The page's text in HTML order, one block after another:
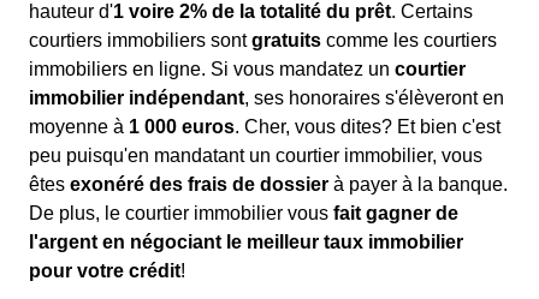
hauteur d'1 voire 2% de la totalité du prêt. Certains
courtiers immobiliers sontgratuits comme les courtiers
immobiliers en ligne. Si vous mandatez un courtier
immobilier indépendant, ses honoraires s'élèveront en
moyenne à 1 000 euros. Cher, vous dites? Et bien c'est
peu puisqu'en mandatant un courtier immobilier, vous
êtes exonéré des frais de dossier à payer à la banque.
De plus, le courtier immobilier vous fait gagner de
l'argent en négociant le meilleur taux immobilier
pour votre crédit!